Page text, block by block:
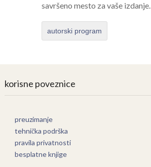
savršeno mesto za vaše izdanje.
autorski program
korisne poveznice
preuzimanje
tehnička podrška
pravila privatnosti
besplatne knjige